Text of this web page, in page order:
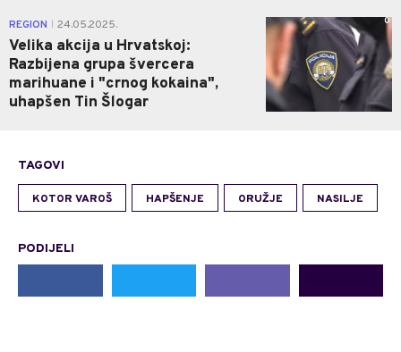
REGION 24.05.2025.
Velika akcija u Hrvatskoj:
Razbijena grupa švercera
marihuane i "crnog kokaina",
uhapšen Tin Šlogar
0
TAGOVI
KOTOR VAROŠ HAPŠENJE ORUŽJE NASILJE
PODIJELI